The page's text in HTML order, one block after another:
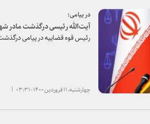
در پیامی؛
آیت‌الله رئیسی درگذشت مادر
رئیس قوه قضاییه در پیامی
چهارشنبه، ۱۱ فروردین ۱۴۰۰ - ۰۳:۳۱